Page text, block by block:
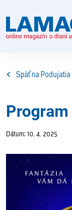
Späť na Podujatia
Dátum: 10. 4. 2025